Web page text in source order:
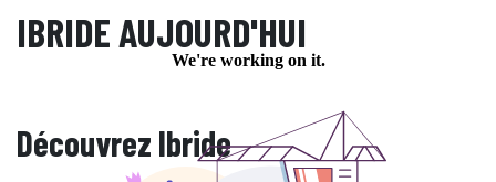
IBRIDE AUJOURD'HUI
Découvrez Ibride